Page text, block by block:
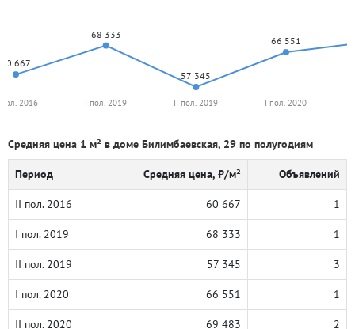
60 667
68 333
57 345
66 551
2016 I пол. 2019 II пол. 2019 I пол. 2020
Средняя цена 1 м² в доме Билимбаевская, 29 по полугодиям
Период Средняя цена, ₽/м² Объявлений
II пол. 2016 60 667 1
I пол. 2019 68 333 1
II пол. 2019 57 345 3
I пол. 2020 66 551 1
II пол. 2020 69 483 2